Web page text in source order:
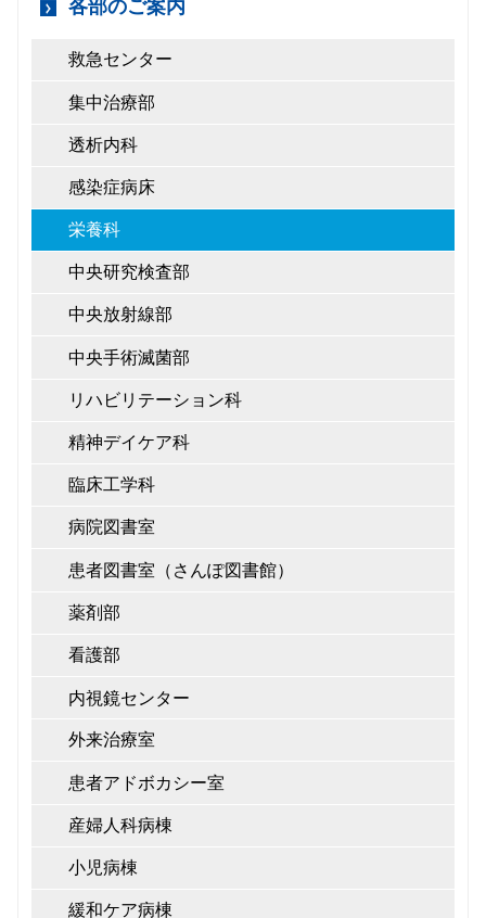
各部のご案内
救急センター
集中治療部
透析内科
感染症病床
栄養科
中央研究検査部
中央放射線部
中央手術滅菌部
リハビリテーション科
精神デイケア科
臨床工学科
病院図書室
患者図書室（さんぽ図書館）
薬剤部
看護部
内視鏡センター
外来治療室
患者アドボカシー室
産婦人科病棟
小児病棟
緩和ケア病棟